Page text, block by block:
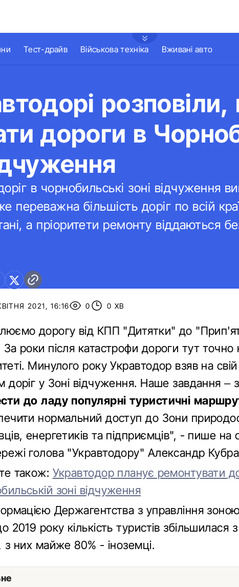
Тест-драйв Військова техніка Вживані авто
розповіли,
дороги в
в чорнобильські зоні відчуження
переважна більшість доріг по всій
а пріоритети ремонту віддаються
2021, 16:16 0 0 ХВ
дорогу від КПП "Дитятки" до
роки після катастрофи дороги тут точно
Минулого року Укравтодор взяв на
доріг у Зоні відчуження. Наше завдання –
до ладу популярні туристичні
нормальний доступ до Зони
енергетиків та підприємців", - пише на
голова "Укравтодору" Александр
також: Укравтодор планує ремонтувати
зоні відчуження
Держагентства з управління
2019 року кількість туристів збільшилася
з них майже 80% - іноземці.